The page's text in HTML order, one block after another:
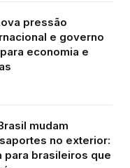
pressão
e governo
economia e
mudam
no exterior:
para brasileiros que